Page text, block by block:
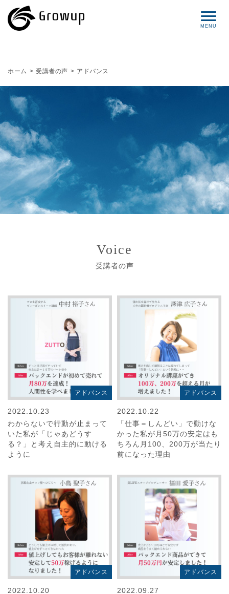
プロフィール
サービス
ホーム > 受講者の声 > アドバンス
Voice
受講者の声
アドバンス
2022.10.23
わからないで行動が止まって
いた私が「じゃあどうす
る？」と考え自主的に動ける
ように
アドバンス
2022.10.22
「仕事＝しんどい」で動けな
かった私が月50万の安定はも
ちろん月100、200万が当たり
前になった理由
アドバンス
2022.10.20
アドバンス
2022.09.27